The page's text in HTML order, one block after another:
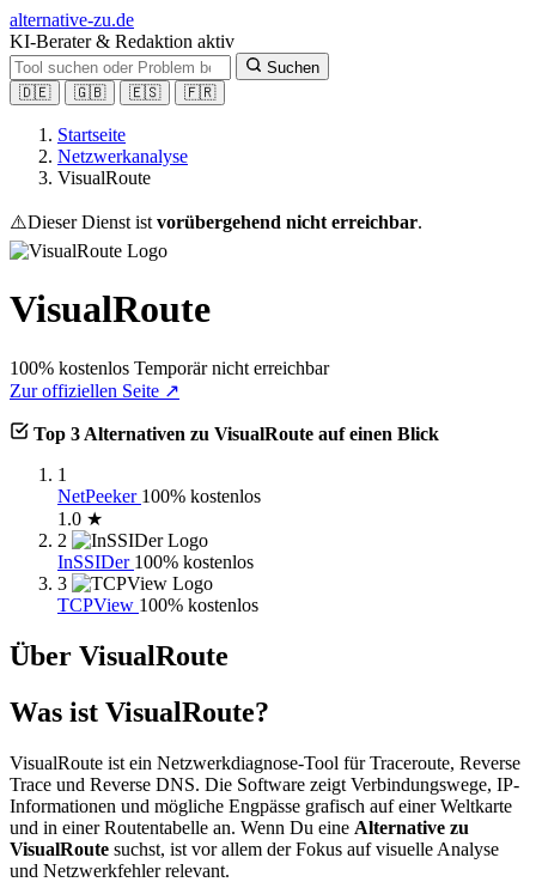
alternative-zu.de
KI-Berater & Redaktion aktiv
Suchen
🇩🇪
🇬🇧 🇪🇸 🇫🇷
Startseite
Netzwerkanalyse
VisualRoute
⚠️Dieser Dienst ist vorübergehend nicht erreichbar.
VisualRoute
100% kostenlos Temporär nicht erreichbar
Zur offiziellen Seite ↗
Top 3 Alternativen zu VisualRoute auf einen Blick
1
NetPeeker 100% kostenlos
1.0 ★
2
InSSIDer 100% kostenlos
3
TCPView 100% kostenlos
Über VisualRoute
Was ist VisualRoute?
VisualRoute ist ein Netzwerkdiagnose-Tool für Traceroute, Reverse
Trace und Reverse DNS. Die Software zeigt Verbindungswege, IP-
Informationen und mögliche Engpässe grafisch auf einer Weltkarte
und in einer Routentabelle an. Wenn Du eine Alternative zu
VisualRoute suchst, ist vor allem der Fokus auf visuelle Analyse
und Netzwerkfehler relevant.